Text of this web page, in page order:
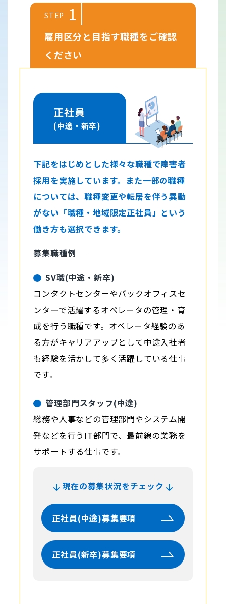
STEP 1
雇用区分と目指す職種をご確認
ください
正社員
(中途・新卒)
下記をはじめとした様々な職種で障害者
採用を実施しています。また一部の職種
については、職種変更や転居を伴う異動
がない「職種・地域限定正社員」という
働き方も選択できます。
募集職種例
SV職(中途・新卒)
コンタクトセンターやバックオフィスセ
ンターで活躍するオペレータの管理・育
成を行う職種です。オペレータ経験のあ
る方がキャリアアップとして中途入社者
も経験を活かして多く活躍している仕事
です。
管理部門スタッフ(中途)
総務や人事などの管理部門やシステム開
発などを行うIT部門で、最前線の業務を
サポートする仕事です。
現在の募集状況をチェック
正社員(中途)募集要項
正社員(新卒)募集要項